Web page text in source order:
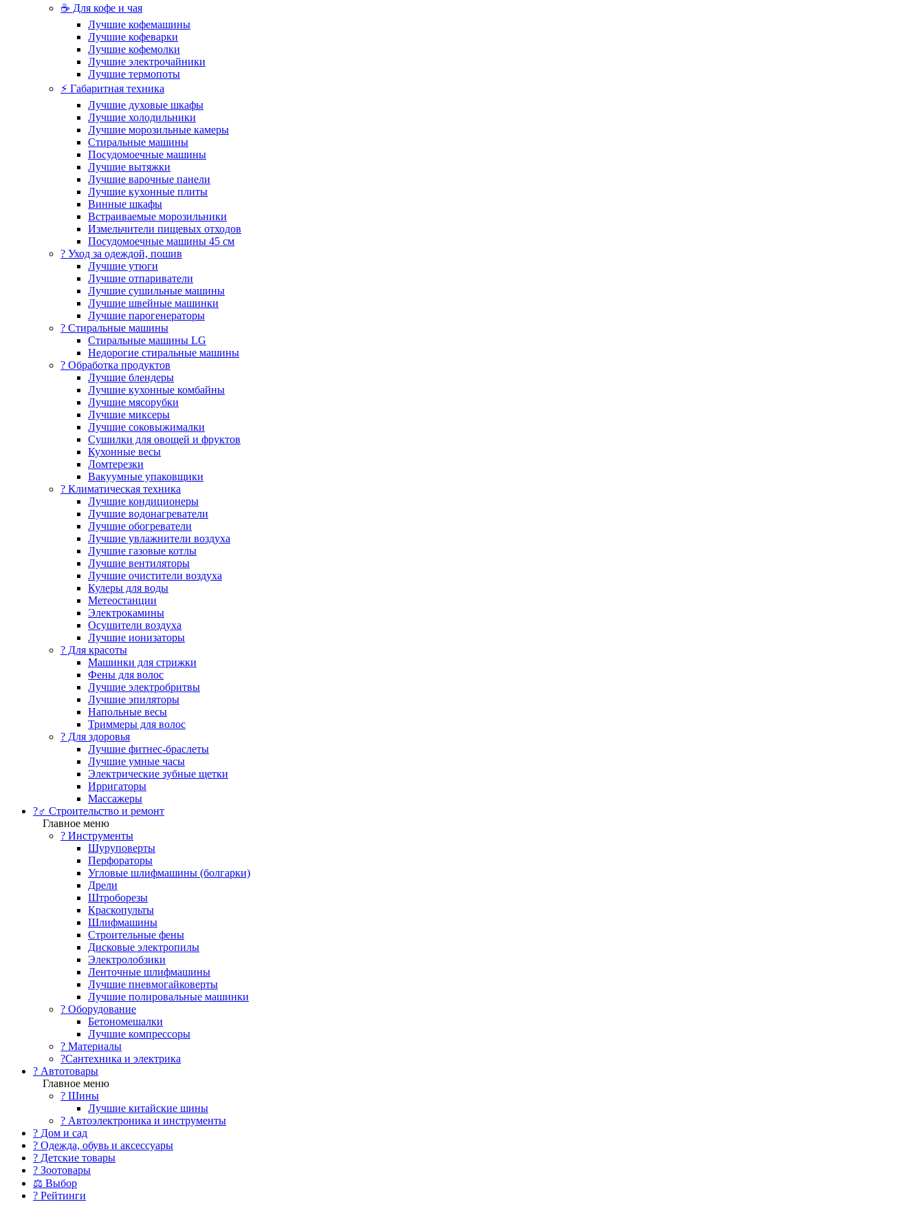
☕ Для кофе и чая
Лучшие кофемашины
Лучшие кофеварки
Лучшие кофемолки
Лучшие электрочайники
Лучшие термопоты
⚡ Габаритная техника
Лучшие духовые шкафы
Лучшие холодильники
Лучшие морозильные камеры
Стиральные машины
Посудомоечные машины
Лучшие вытяжки
Лучшие варочные панели
Лучшие кухонные плиты
Винные шкафы
Встраиваемые морозильники
Измельчители пищевых отходов
Посудомоечные машины 45 см
? Уход за одеждой, пошив
Лучшие утюги
Лучшие отпариватели
Лучшие сушильные машины
Лучшие швейные машинки
Лучшие парогенераторы
? Стиральные машины
Стиральные машины LG
Недорогие стиральные машины
? Обработка продуктов
Лучшие блендеры
Лучшие кухонные комбайны
Лучшие мясорубки
Лучшие миксеры
Лучшие соковыжималки
Сушилки для овощей и фруктов
Кухонные весы
Ломтерезки
Вакуумные упаковщики
?️ Климатическая техника
Лучшие кондиционеры
Лучшие водонагреватели
Лучшие обогреватели
Лучшие увлажнители воздуха
Лучшие газовые котлы
Лучшие вентиляторы
Лучшие очистители воздуха
Кулеры для воды
Метеостанции
Электрокамины
Осушители воздуха
Лучшие ионизаторы
? Для красоты
Машинки для стрижки
Фены для волос
Лучшие электробритвы
Лучшие эпиляторы
Напольные весы
Триммеры для волос
? Для здоровья
Лучшие фитнес-браслеты
Лучшие умные часы
Электрические зубные щетки
Ирригаторы
Массажеры
?‍♂️ Строительство и ремонт
Главное меню
?️ Инструменты
Шуруповерты
Перфораторы
Угловые шлифмашины (болгарки)
Дрели
Штроборезы
Краскопульты
Шлифмашины
Строительные фены
Дисковые электропилы
Электролобзики
Ленточные шлифмашины
Лучшие пневмогайковерты
Лучшие полировальные машинки
?️ Оборудование
Бетономешалки
Лучшие компрессоры
? Материалы
?Сантехника и электрика
? Автотовары
Главное меню
? Шины
Лучшие китайские шины
? Автоэлектроника и инструменты
? Дом и сад
? Одежда, обувь и аксессуары
? Детские товары
? Зоотовары
⚖ Выбор
? Рейтинги